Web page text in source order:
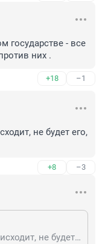
государстве - все
них .
+18 –1
не будет его,
+8 –3
От одного человека весь вред исходит, не будет его, все восстановится.